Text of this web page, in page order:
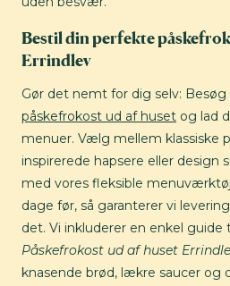
Bestil din perfekte
Errindlev
Gør det nemt for dig selv: Besøg
påskefrokost ud af huset og lad
menuer. Vælg mellem klassiske
inspirerede hapsere eller design
med vores fleksible
dage før, så garanterer vi
det. Vi inkluderer en enkel guide
Påskefrokost ud af huset
knasende brød, lækre saucer og